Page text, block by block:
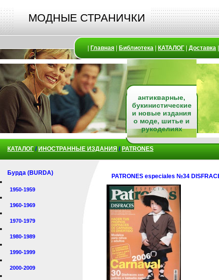
МОДНЫЕ СТРАНИЧКИ
Главная Библиотека КАТАЛОГ Доставка
антикварные,
букинистические
и новые издания
о моде, шитье и
рукоделиях
КАТАЛОГ / ИНОСТРАННЫЕ ИЗДАНИЯ / PATRONES
Бурда (BURDA)
1950-1959
1960-1969
1970-1979
1980-1989
1990-1999
2000-2009
PATRONES especiales №34